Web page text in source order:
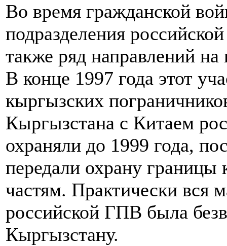
Во время гражданской
подразделения
также ряд направлений
В конце 1997 года этот
кыргызских
Кыргызстана с Китаем
охраняли до 1999 года,
передали охрану
частям. Практически вся
российской ГПВ была
Кыргызстану.